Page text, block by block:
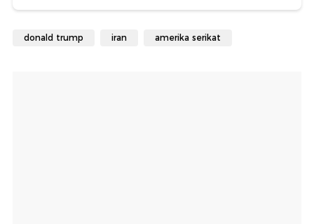
donald trump iran amerika serikat